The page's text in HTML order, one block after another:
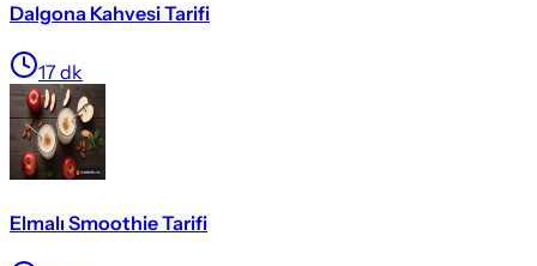
Dalgona Kahvesi Tarifi
17 dk
Elmalı Smoothie Tarifi